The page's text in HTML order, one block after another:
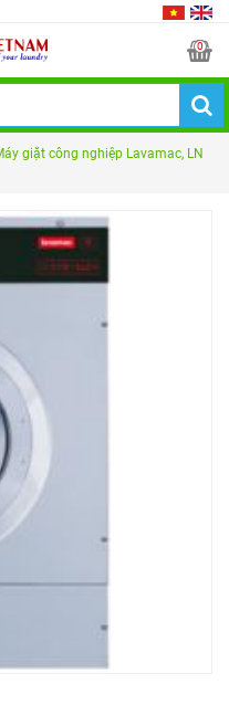
0
giặt công nghiệp Lavamac, LN